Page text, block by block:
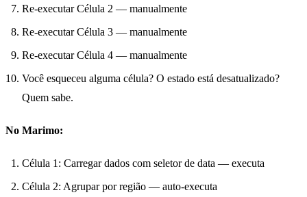
Re-executar Célula 2 — manualmente
Re-executar Célula 3 — manualmente
Re-executar Célula 4 — manualmente
Você esqueceu alguma célula? O estado está desatualizado?
Quem sabe.
No Marimo:
Célula 1: Carregar dados com seletor de data — executa
Célula 2: Agrupar por região — auto-executa